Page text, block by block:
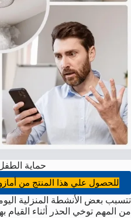
حماية
للحصول علي هذا المنتج من أمازون بخصم
تتسبب بعض الأنشطة المنزلية
من المهم توخي الحذر أثناء القيام